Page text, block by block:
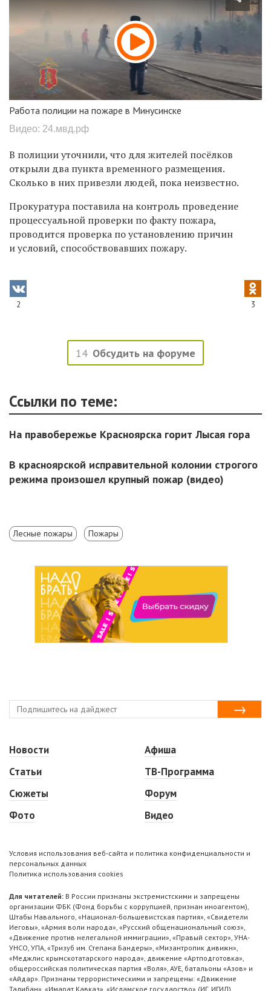
Работа полиции на пожаре в Минусинске
Видео: 24.мвд.рф
В полиции уточнили, что для жителей посёлков
открыли два пункта временного размещения.
Сколько в них привезли людей, пока неизвестно.
Прокуратура поставила на контроль проведение
процессуальной проверки по факту пожара,
проводится проверка по установлению причин
и условий, способствовавших пожару.
2 3
14 Обсудить на форуме
Ссылки по теме:
На правобережье Красноярска горит Лысая гора
В красноярской исправительной колонии строгого
режима произошел крупный пожар (видео)
Лесные пожары Пожары
Новости
Статьи
Сюжеты
Фото
Афиша
ТВ-Программа
Форум
Видео
Условия использования веб-сайта и политика конфиденциальности и
персональных данных
Политика использования cookies
Для читателей: В России признаны экстремистскими и запрещены
организации ФБК (Фонд борьбы с коррупцией, признан иноагентом),
Штабы Навального, «Национал-большевистская партия», «Свидетели
Иеговы», «Армия воли народа», «Русский общенациональный союз»,
«Движение против нелегальной иммиграции», «Правый сектор», УНА-
УНСО, УПА, «Тризуб им. Степана Бандеры», «Мизантропик дивижн»,
«Меджлис крымскотатарского народа», движение «Артподготовка»,
общероссийская политическая партия «Воля», АУЕ, батальоны «Азов» и
«Айдар». Признаны террористическими и запрещены: «Движение
Талибан», «Имарат Кавказ», «Исламское государство» (ИГ, ИГИЛ),